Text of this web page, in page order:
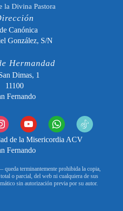
la Divina Pastora
Canónica
González, S/N
Hermandad
Dimas, 1
11100
Fernando
youtube whatsapp tiktok2
de la Misericordia ACV
Fernando
queda terminantemente prohibida la copia,
o parcial, del web ni cualquiera de sus
sin autorización previa por su autor.